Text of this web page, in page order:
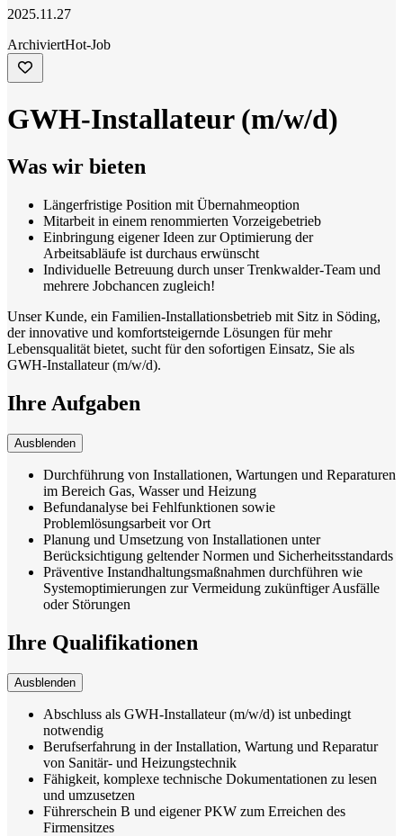
2025.11.27
ArchiviertHot-Job
GWH-Installateur (m/w/d)
Was wir bieten
Längerfristige Position mit Übernahmeoption
Mitarbeit in einem renommierten Vorzeigebetrieb
Einbringung eigener Ideen zur Optimierung der
Arbeitsabläufe ist durchaus erwünscht
Individuelle Betreuung durch unser Trenkwalder-Team und
mehrere Jobchancen zugleich!
Unser Kunde, ein Familien-Installationsbetrieb mit Sitz in Söding,
der innovative und komfortsteigernde Lösungen für mehr
Lebensqualität bietet, sucht für den sofortigen Einsatz, Sie als
GWH-Installateur (m/w/d).
Ihre Aufgaben
Ausblenden
Durchführung von Installationen, Wartungen und Reparaturen
im Bereich Gas, Wasser und Heizung
Befundanalyse bei Fehlfunktionen sowie
Problemlösungsarbeit vor Ort
Planung und Umsetzung von Installationen unter
Berücksichtigung geltender Normen und Sicherheitsstandards
Präventive Instandhaltungsmaßnahmen durchführen wie
Systemoptimierungen zur Vermeidung zukünftiger Ausfälle
oder Störungen
Ihre Qualifikationen
Ausblenden
Abschluss als GWH-Installateur (m/w/d) ist unbedingt
notwendig
Berufserfahrung in der Installation, Wartung und Reparatur
von Sanitär- und Heizungstechnik
Fähigkeit, komplexe technische Dokumentationen zu lesen
und umzusetzen
Führerschein B und eigener PKW zum Erreichen des
Firmensitzes